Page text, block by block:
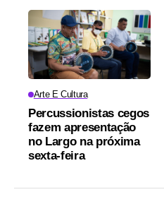
Arte E Cultura
Percussionistas cegos
fazem apresentação
no Largo na próxima
sexta-feira